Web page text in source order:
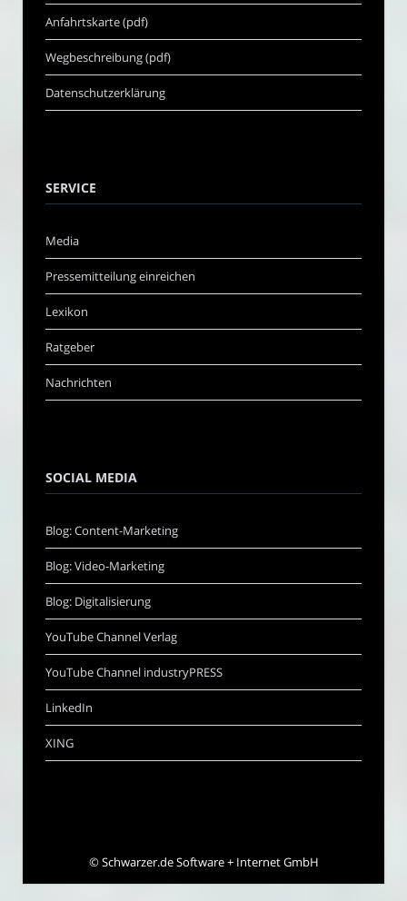
Anfahrtskarte (pdf)
Wegbeschreibung (pdf)
Datenschutzerklärung
SERVICE
Media
Pressemitteilung einreichen
Lexikon
Ratgeber
Nachrichten
SOCIAL MEDIA
Blog: Content-Marketing
Blog: Video-Marketing
Blog: Digitalisierung
YouTube Channel Verlag
YouTube Channel industryPRESS
LinkedIn
XING
©Schwarzer.de Software + Internet GmbH